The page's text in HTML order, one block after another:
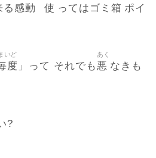
る 感動 使 ってはゴミ 箱 ポイ
度
いど
」って それでも悪
あく
なきも
?